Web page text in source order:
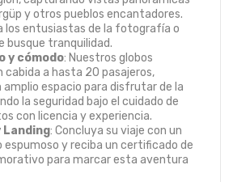
y otros pueblos encantadores.
los entusiastas de la fotografía o
busque tranquilidad.
y cómodo: Nuestros globos
cabida a hasta 20 pasajeros,
espacio para disfrutar de la
la seguridad bajo el cuidado de
con licencia y experiencia.
: Concluya su viaje con un
espumoso y reciba un certificado de
para marcar esta aventura